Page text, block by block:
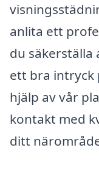
anlita ett
du
ett bra intryck
hjälp av vår
kontakt med
ditt